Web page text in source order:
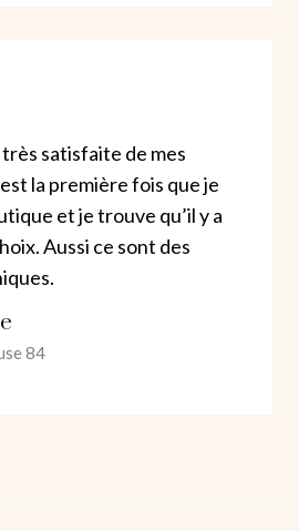
satisfaite de mes
la première fois que je
et je trouve qu’il y a
Aussi ce sont des
84